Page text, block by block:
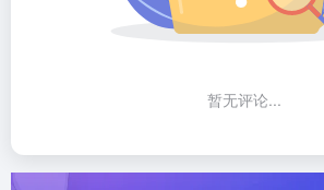
暂无评论...